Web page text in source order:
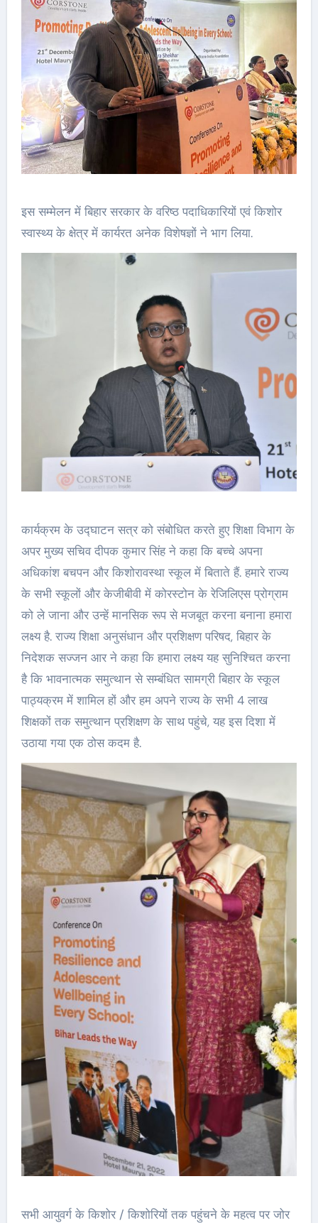
इस सम्मेलन में बिहार सरकार के वरिष्ठ पदाधिकारियों एवं किशोर
स्वास्थ्य के क्षेत्र में कार्यरत अनेक विशेषज्ञों ने भाग लिया.
कार्यक्रम के उद्घाटन सत्र को संबोधित करते हुए शिक्षा विभाग के
अपर मुख्य सचिव दीपक कुमार सिंह ने कहा कि बच्चे अपना
अधिकांश बचपन और किशोरावस्था स्कूल में बिताते हैं. हमारे राज्य
के सभी स्कूलों और केजीबीवी में कोरस्टोन के रेजिलिएस प्रोग्राम
को ले जाना और उन्हें मानसिक रूप से मजबूत करना बनाना हमारा
लक्ष्य है. राज्य शिक्षा अनुसंधान और प्रशिक्षण परिषद, बिहार के
निदेशक सज्जन आर ने कहा कि हमारा लक्ष्य यह सुनिश्चित करना
है कि भावनात्मक समुत्थान से सम्बंधित सामग्री बिहार के स्कूल
पाठ्यक्रम में शामिल हों और हम अपने राज्य के सभी 4 लाख
शिक्षकों तक समुत्थान प्रशिक्षण के साथ पहुंचे, यह इस दिशा में
उठाया गया एक ठोस कदम है.
सभी आयुवर्ग के किशोर / किशोरियों तक पहुंचने के महत्व पर जोर